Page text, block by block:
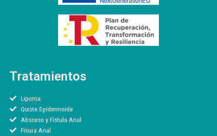
Tratamientos
Lipoma
Quiste Epidermoide
Absceso y Fístula Anal
Fisura Anal